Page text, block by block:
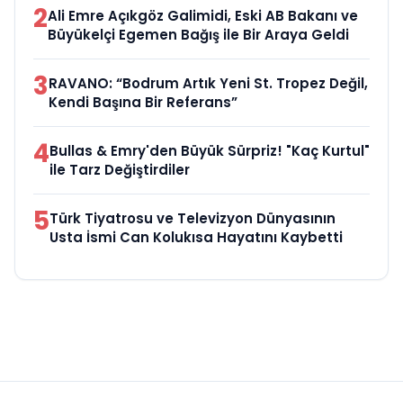
2Ali Emre Açıkgöz Galimidi, Eski AB Bakanı ve
Büyükelçi Egemen Bağış ile Bir Araya Geldi
3RAVANO: “Bodrum Artık Yeni St. Tropez Değil,
Kendi Başına Bir Referans”
4Bullas & Emry'den Büyük Sürpriz! "Kaç Kurtul"
ile Tarz Değiştirdiler
5Türk Tiyatrosu ve Televizyon Dünyasının
Usta İsmi Can Kolukısa Hayatını Kaybetti